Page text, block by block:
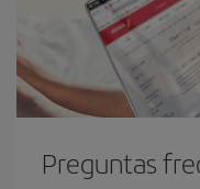
Preguntas